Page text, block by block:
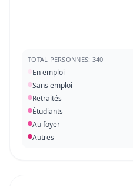
TOTAL PERSONNES: 340
En emploi
Sans emploi
Retraités
Étudiants
Au foyer
Autres